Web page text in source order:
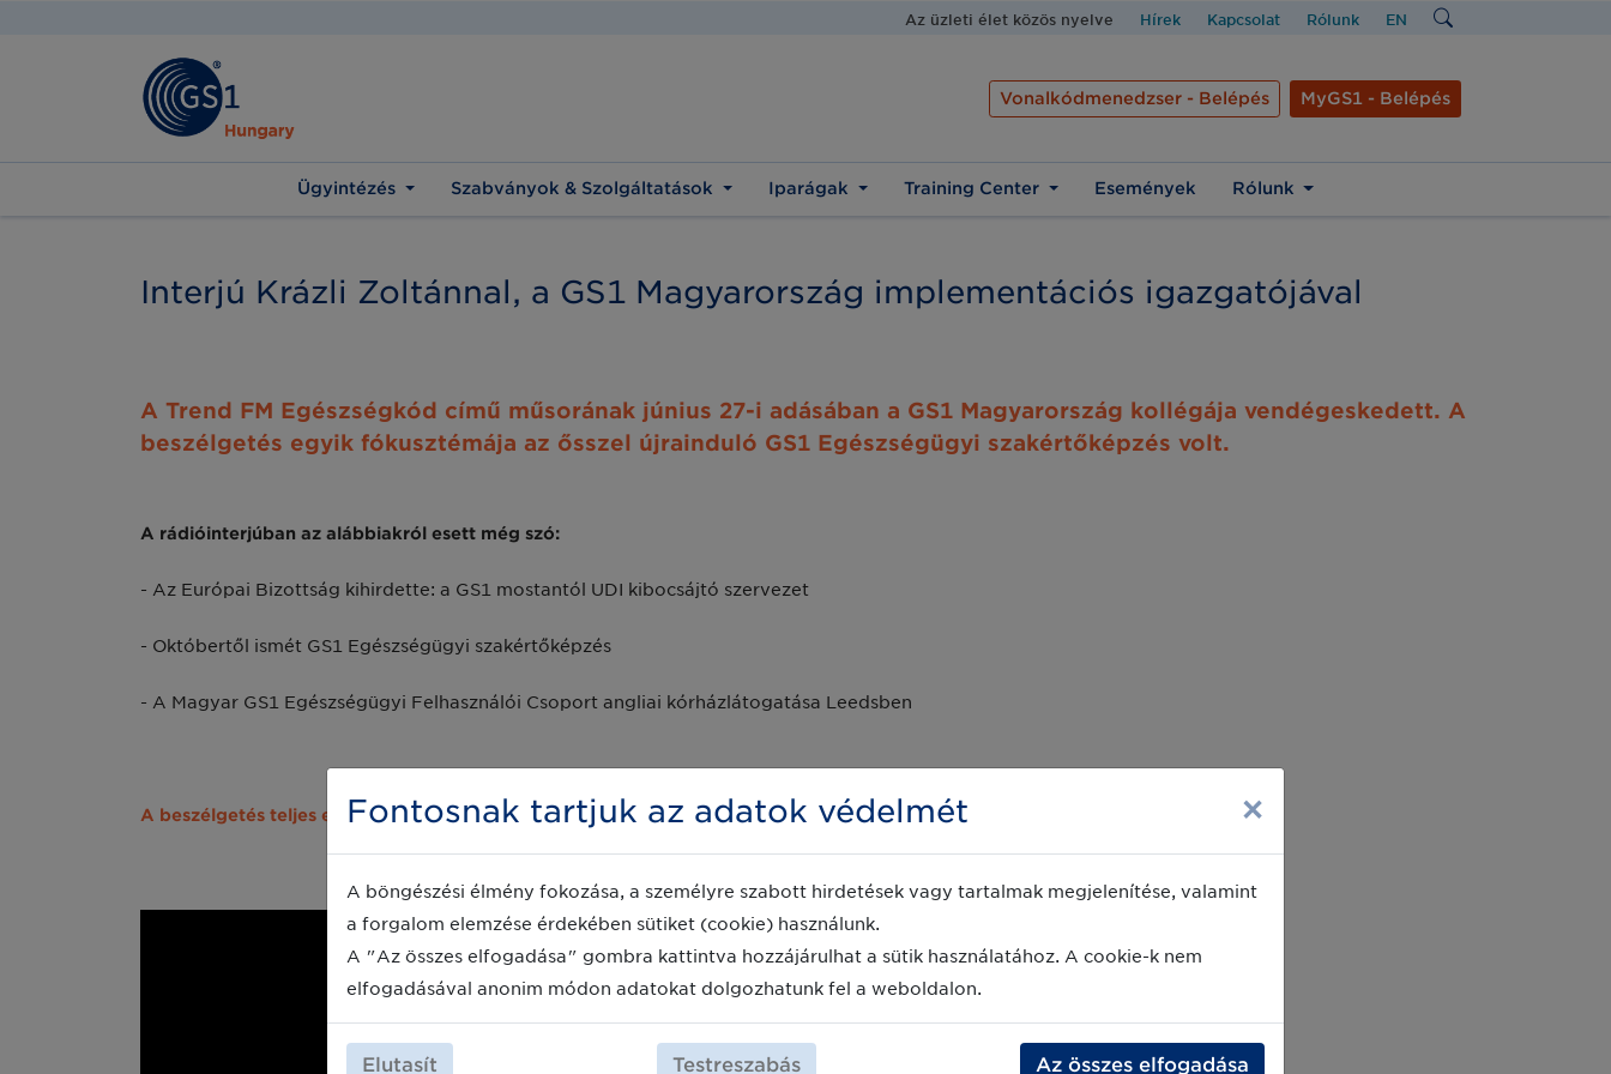
Az üzleti élet közös nyelve Hírek Kapcsolat Rólunk EN
Vonalkódmenedzser - Belépés MyGS1 - Belépés
Ügyintézés Szabványok & Szolgáltatások Iparágak Training Center Események Rólunk
Interjú Krázli Zoltánnal, a GS1 Magyarország implementációs igazgatójával
A Trend FM Egészségkód című műsorának június 27-i adásában a GS1 Magyarország kollégája vendégeskedett. A
beszélgetés egyik fókusztémája az ősszel újrainduló GS1 Egészségügyi szakértőképzés volt.
A rádióinterjúban az alábbiakról esett még szó:
- Az Európai Bizottság kihirdette: a GS1 mostantól UDI kibocsájtó szervezet
- Októbertől ismét GS1 Egészségügyi szakértőképzés
- A Magyar GS1 Egészségügyi Felhasználói Csoport angliai kórházlátogatása Leedsben
A beszélgetés teljes egészében itt meghallgatható:
Fontosnak tartjuk az adatok védelmét ×
A böngészési élmény fokozása, a személyre szabott hirdetések vagy tartalmak megjelenítése, valamint
a forgalom elemzése érdekében sütiket (cookie) használunk.
A "Az összes elfogadása" gombra kattintva hozzájárulhat a sütik használatához. A cookie-k nem
elfogadásával anonim módon adatokat dolgozhatunk fel a weboldalon.
Elutasít Testreszabás Az összes elfogadása